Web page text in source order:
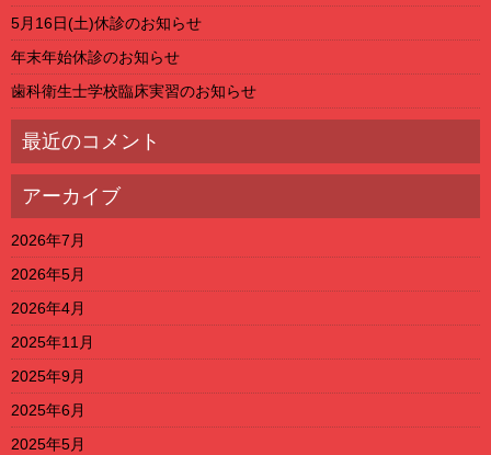
5月16日(土)休診のお知らせ
年末年始休診のお知らせ
歯科衛生士学校臨床実習のお知らせ
最近のコメント
アーカイブ
2026年7月
2026年5月
2026年4月
2025年11月
2025年9月
2025年6月
2025年5月